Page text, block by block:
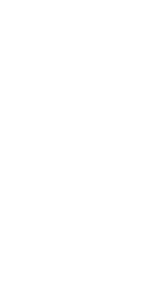
a meat counter, as well as a well-
drug delivery.